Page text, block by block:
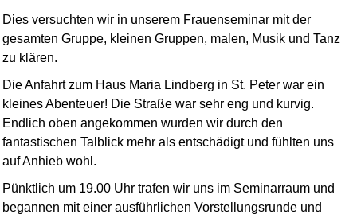
Dies versuchten wir in unserem Frauen­seminar mit der
gesamten Gruppe, kleinen Gruppen, malen, Musik und Tanz
zu klären.
Die Anfahrt zum Haus Maria Lindberg in St. Peter war ein
kleines Abenteuer! Die Straße war sehr eng und kurvig.
Endlich oben angekommen wurden wir durch den
fantastischen Talblick mehr als entschädigt und fühlten uns
auf Anhieb wohl.
Pünktlich um 19.00 Uhr trafen wir uns im Seminarraum und
begannen mit einer ausführlichen Vorstellungs­runde und